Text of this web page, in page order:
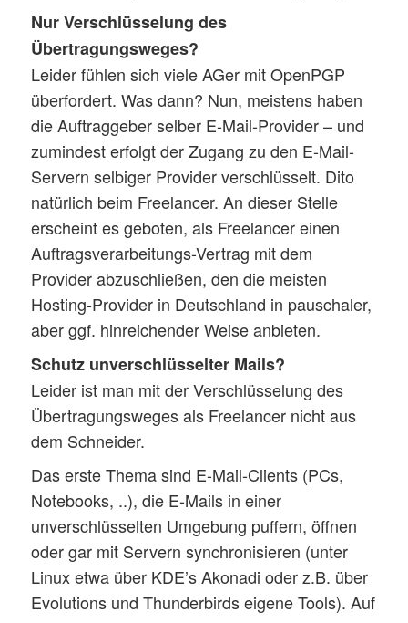
Nur Verschlüsselung des
Übertragungsweges?
Leider fühlen sich viele AGer mit OpenPGP
überfordert. Was dann? Nun, meistens haben
die Auftraggeber selber E-Mail-Provider – und
zumindest erfolgt der Zugang zu den E-Mail-
Servern selbiger Provider verschlüsselt. Dito
natürlich beim Freelancer. An dieser Stelle
erscheint es geboten, als Freelancer einen
Auftragsverarbeitungs-Vertrag mit dem
Provider abzuschließen, den die meisten
Hosting-Provider in Deutschland in pauschaler,
aber ggf. hinreichender Weise anbieten.
Schutz unverschlüsselter Mails?
Leider ist man mit der Verschlüsselung des
Übertragungsweges als Freelancer nicht aus
dem Schneider.
Das erste Thema sind E-Mail-Clients (PCs,
Notebooks, ..), die E-Mails in einer
unverschlüsselten Umgebung puffern, öffnen
oder gar mit Servern synchronisieren (unter
Linux etwa über KDE’s Akonadi oder z.B. über
Evolutions und Thunderbirds eigene Tools). Auf